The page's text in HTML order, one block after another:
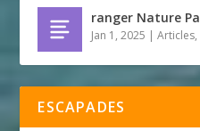
ranger Nature
Jan 1, 2025 |Articles,
ESCAPADES